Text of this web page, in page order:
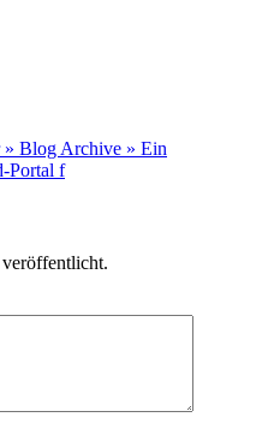
» Blog Archive » Ein
Portal f